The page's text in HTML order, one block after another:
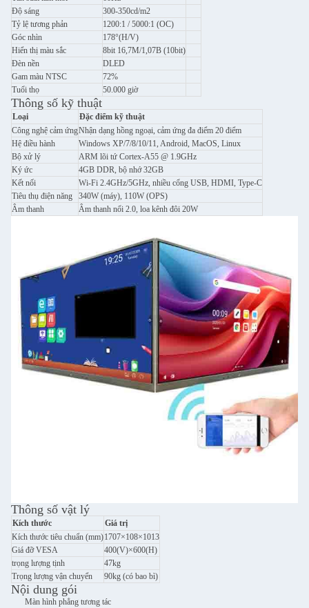
Độ sáng
300-350cd/m2
Tỷ lệ tương phản
1200:1 / 5000:1 (OC)
Góc nhìn
178°(H/V)
Hiển thị màu sắc
8bit 16,7M/1,07B (10bit)
Đèn nền
DLED
Gam màu NTSC
72%
Tuổi thọ
50.000 giờ
Thông số kỹ thuật
Loại
Đặc điểm kỹ thuật
Công nghệ cảm ứngNhận dạng hồng ngoại, cảm ứng đa điểm 20 điểm
Hệ điều hành
Windows XP/7/8/10/11, Android, MacOS, Linux
Bộ xử lý
ARM lõi tứ Cortex-A55 @ 1.9GHz
Ký ức
4GB DDR, bộ nhớ 32GB
Kết nối
Wi-Fi 2.4GHz/5GHz, nhiều cổng USB, HDMI, Type-C
Tiêu thụ điện năng
340W (máy), 110W (OPS)
Âm thanh
Âm thanh nổi 2.0, loa kênh đôi 20W
Thông số vật lý
Kích thước
Giá trị
Kích thước tiêu chuẩn (mm)1707×108×1013
Giá đỡ VESA
400(V)×600(H)
trọng lượng tịnh
47kg
Trọng lượng vận chuyển
90kg (có bao bì)
Nội dung gói
Màn hình phẳng tương tác